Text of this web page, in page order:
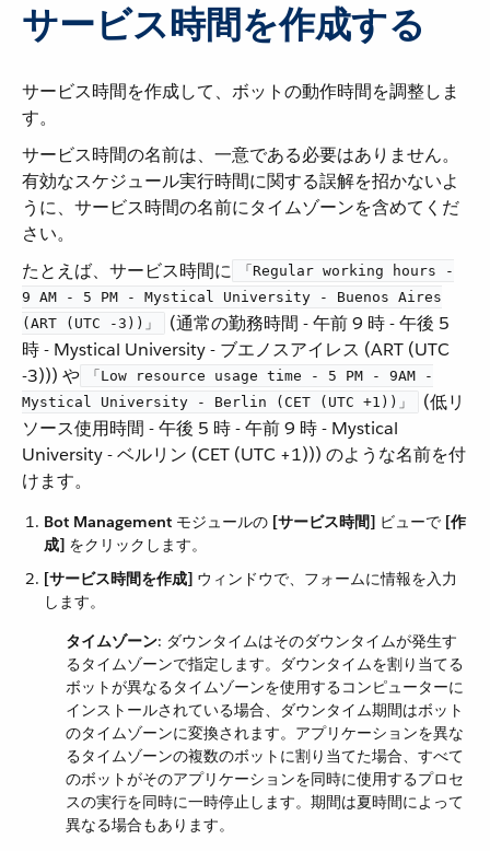
サービス時間を作成する
サービス時間を作成して、ボットの動作時間を調整しま
す。
サービス時間の名前は、一意である必要はありません。
有効なスケジュール実行時間に関する誤解を招かないよ
うに、サービス時間の名前にタイムゾーンを含めてくだ
さい。
たとえば、サービス時間に​
「Regular working hours -
9 AM - 5 PM - Mystical University - Buenos Aires
(ART (UTC -3))」
​ (通常の勤務時間 - 午前 9 時 - 午後 5
時 - Mystical University - ブエノスアイレス (ART (UTC
-3))) や​
「Low resource usage time - 5 PM - 9AM -
Mystical University - Berlin (CET (UTC +1))」
​ (低リ
ソース使用時間 - 午後 5 時 - 午前 9 時 - Mystical
University - ベルリン (CET (UTC +1))) のような名前を付
けます。
Bot Management ​ モジュールの ​ [サービス時間] ​ ビューで ​ [作
成] ​ をクリックします。
[サービス時間を作成] ​ ウィンドウで、フォームに情報を入力
します。
タイムゾーン​: ダウンタイムはそのダウンタイムが発生す
るタイムゾーンで指定します。ダウンタイムを割り当てる
ボットが異なるタイムゾーンを使用するコンピューターに
インストールされている場合、ダウンタイム期間はボット
のタイムゾーンに変換されます。アプリケーションを異な
るタイムゾーンの複数のボットに割り当てた場合、すべて
のボットがそのアプリケーションを同時に使用するプロセ
スの実行を同時に一時停止します。期間は夏時間によって
異なる場合もあります。